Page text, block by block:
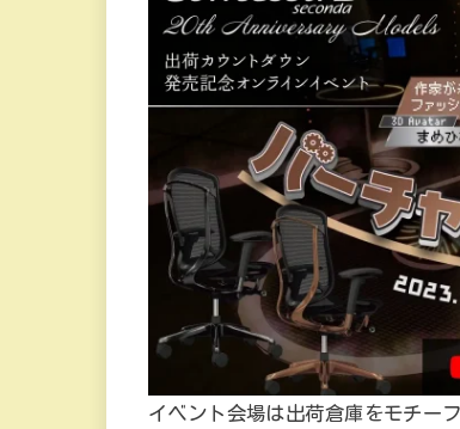
イベント会場は出荷倉庫をモチー